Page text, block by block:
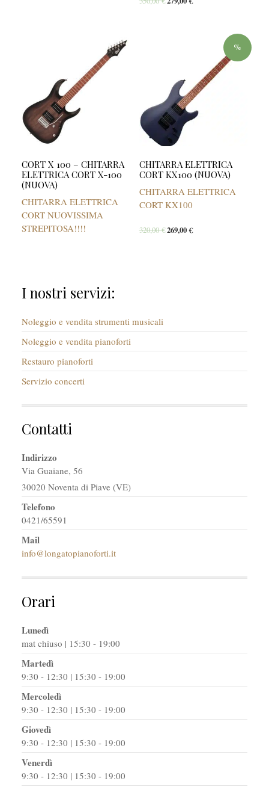
CORT X 100 – CHITARRA
ELETTRICA CORT X-100
(NUOVA)
CHITARRA ELETTRICA
CORT NUOVISSIMA
STREPITOSA!!!!
%
CHITARRA ELETTRICA
CORT KX100 (NUOVA)
CHITARRA ELETTRICA
CORT KX100
320,00€269,00€
I nostri servizi:
Noleggio e vendita strumenti musicali
Noleggio e vendita pianoforti
Restauro pianoforti
Servizio concerti
Contatti
Indirizzo
Via Guaiane, 56
30020 Noventa di Piave (VE)
Telefono
0421/65591
Mail
info@longatopianoforti.it
Orari
Lunedì
mat chiuso | 15:30 - 19:00
Martedì
9:30 - 12:30 | 15:30 - 19:00
Mercoledì
9:30 - 12:30 | 15:30 - 19:00
Giovedì
9:30 - 12:30 | 15:30 - 19:00
Venerdì
9:30 - 12:30 | 15:30 - 19:00